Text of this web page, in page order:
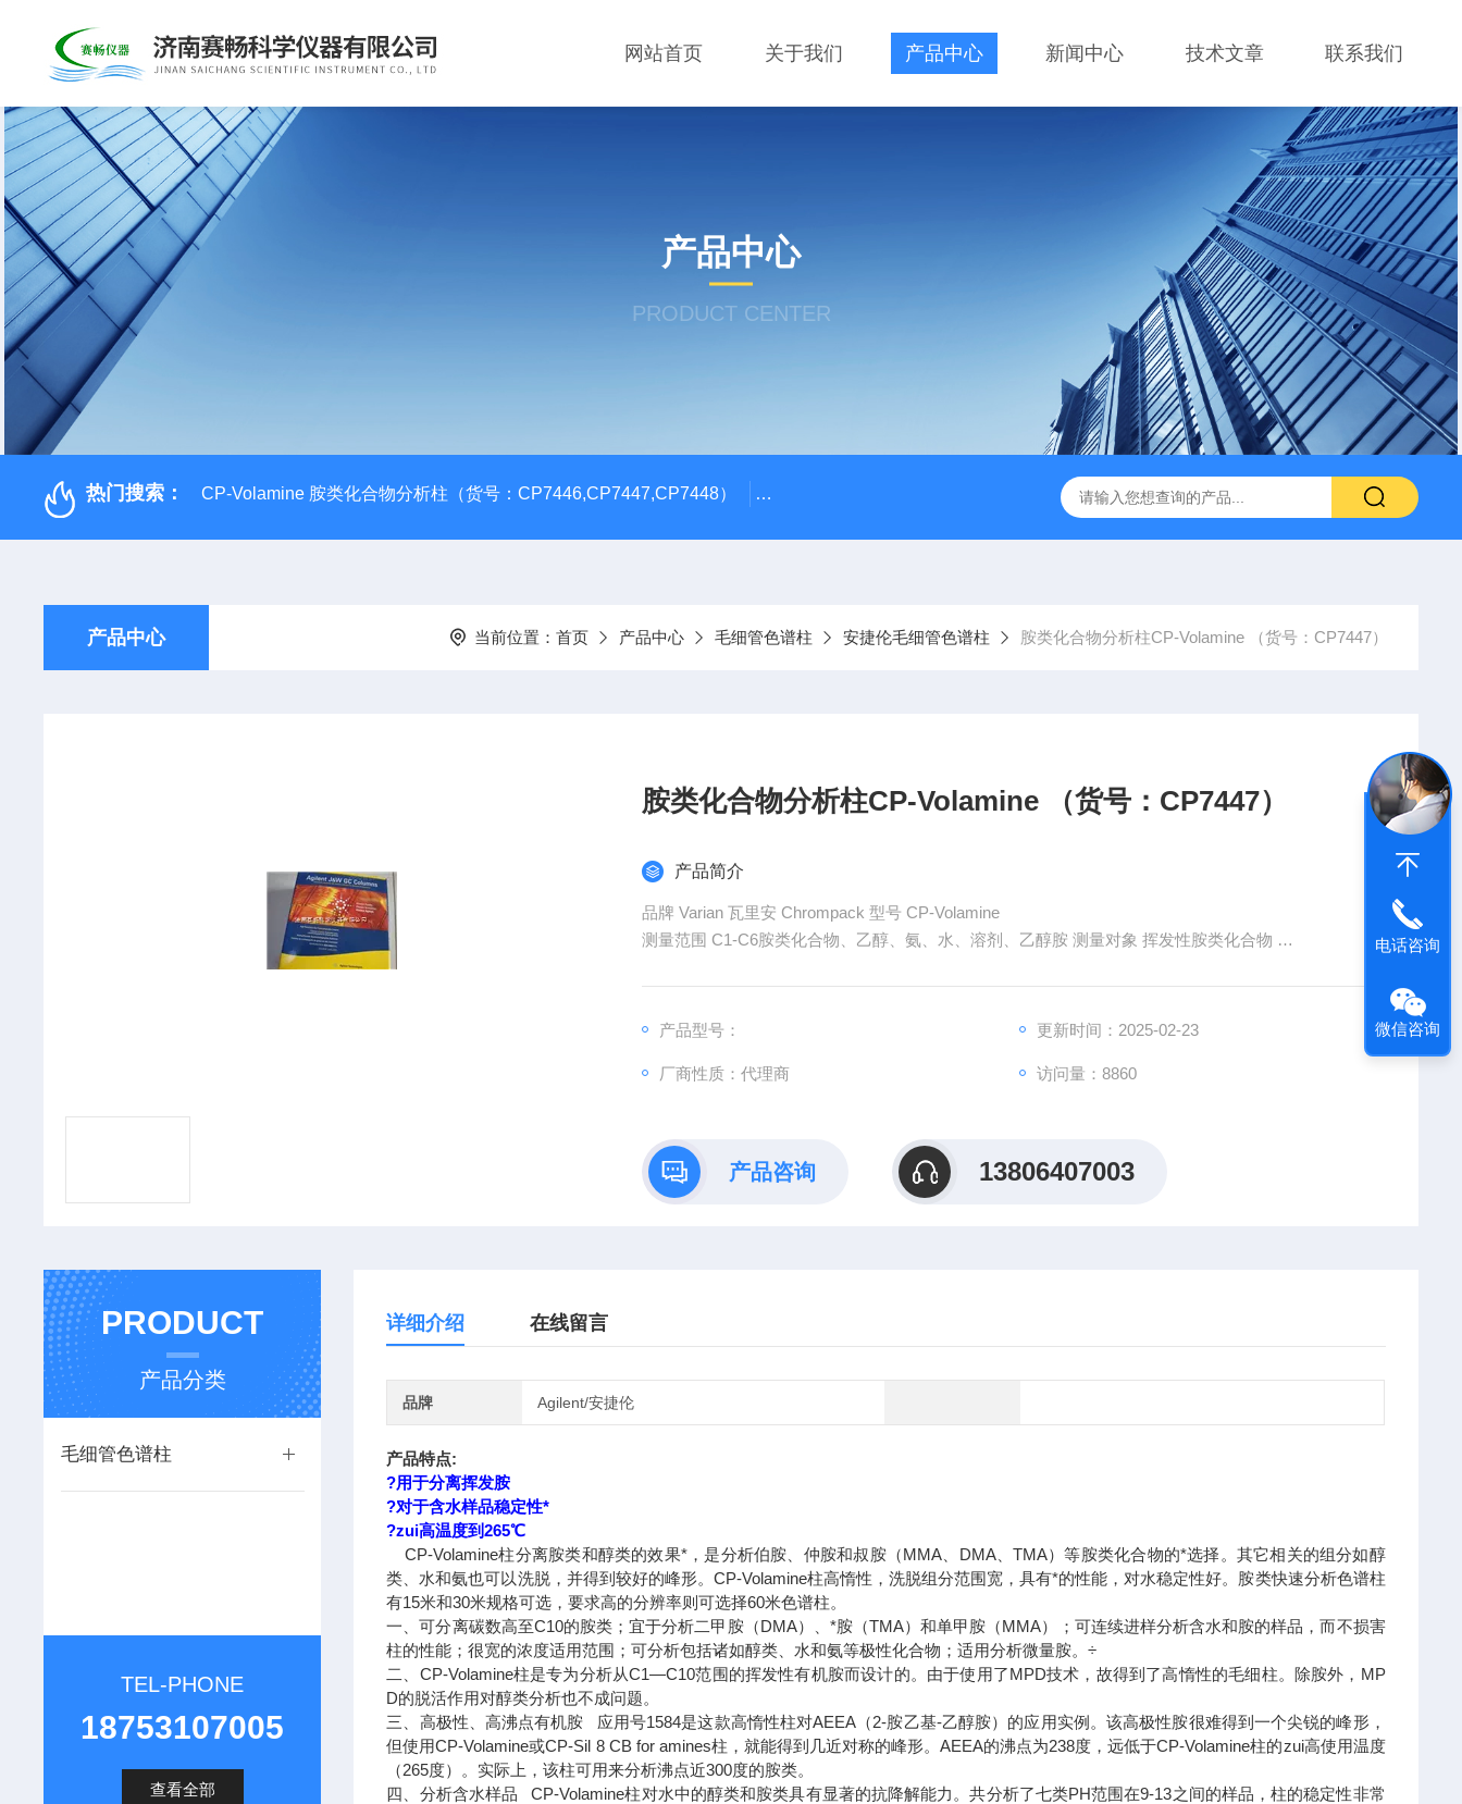
网站首页 关于我们 产品中心 新闻中心 技术文章 联系我们
产品中心
PRODUCT CENTER
热门搜索： CP-Volamine 胺类化合物分析柱（货号：CP7446,CP7447,CP7448） 岛津GL Inertsil ODS-3 4.6*250mm/5um 5020-01732 大连依利特Hypersil ODS2
产品中心 当前位置： 首页 产品中心 毛细管色谱柱 安捷伦毛细管色谱柱 胺类化合物分析柱CP-Volamine （货号：CP7447）
胺类化合物分析柱CP-Volamine （货号：CP7447）
产品简介
品牌 Varian 瓦里安 Chrompack 型号 CP-Volamine
测量范围 C1-C6胺类化合物、乙醇、氨、水、溶剂、乙醇胺 测量对象 挥发性胺类化合物
产品型号： 更新时间：2025-02-23
厂商性质：代理商 访问量：8860
产品咨询 13806407003
PRODUCT
产品分类
毛细管色谱柱
TEL-PHONE
18753107005
查看全部
详细介绍 在线留言
品牌 Agilent/安捷伦
产品特点:
?用于分离挥发胺
?对于含水样品稳定性*
?zui高温度到265℃
CP-Volamine柱分离胺类和醇类的效果*，是分析伯胺、仲胺和叔胺（MMA、DMA、TMA）等胺类化合物的*选择。其它相关的组分如醇
类、水和氨也可以洗脱，并得到较好的峰形。CP-Volamine柱高惰性，洗脱组分范围宽，具有*的性能，对水稳定性好。胺类快速分析色谱柱
有15米和30米规格可选，要求高的分辨率则可选择60米色谱柱。
一、可分离碳数高至C10的胺类；宜于分析二甲胺（DMA）、*胺（TMA）和单甲胺（MMA）；可连续进样分析含水和胺的样品，而不损害
柱的性能；很宽的浓度适用范围；可分析包括诸如醇类、水和氨等极性化合物；适用分析微量胺。÷
二、CP-Volamine柱是专为分析从C1—C10范围的挥发性有机胺而设计的。由于使用了MPD技术，故得到了高惰性的毛细柱。除胺外，MP
D的脱活作用对醇类分析也不成问题。
三、高极性、高沸点有机胺 应用号1584是这款高惰性柱对AEEA（2-胺乙基-乙醇胺）的应用实例。该高极性胺很难得到一个尖锐的峰形，
但使用CP-Volamine或CP-Sil 8 CB for amines柱，就能得到几近对称的峰形。AEEA的沸点为238度，远低于CP-Volamine柱的zui高使用温度
（265度）。实际上，该柱可用来分析沸点近300度的胺类。
四、分析含水样品 CP-Volamine柱对水中的醇类和胺类具有显著的抗降解能力。共分析了七类PH范围在9-13之间的样品，柱的稳定性非常
电话咨询
微信咨询